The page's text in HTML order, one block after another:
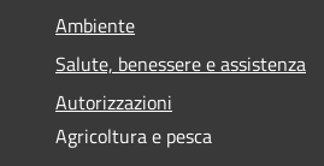
Ambiente
Salute, benessere e assistenza
Autorizzazioni
Agricoltura e pesca